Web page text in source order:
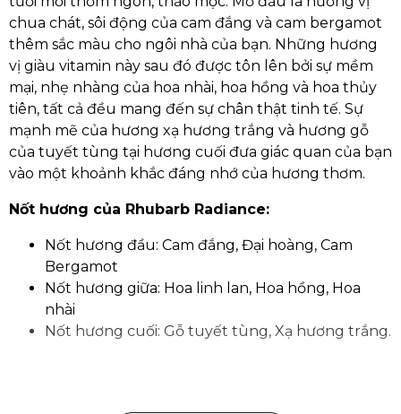
chua chát, sôi động của cam đắng và cam bergamot
thêm sắc màu cho ngôi nhà của bạn. Những hương
vị giàu vitamin này sau đó được tôn lên bởi sự mềm
mại, nhẹ nhàng của hoa nhài, hoa hồng và hoa thủy
tiên, tất cả đều mang đến sự chân thật tinh tế. Sự
mạnh mẽ của hương xạ hương trắng và hương gỗ
của tuyết tùng tại hương cuối đưa giác quan của bạn
vào một khoảnh khắc đáng nhớ của hương thơm.
Nốt hương của Rhubarb Radiance:
Nốt hương đầu: Cam đắng, Đại hoàng, Cam
Bergamot
Nốt hương giữa: Hoa linh lan, Hoa hồng, Hoa
nhài
Nốt hương cuối: Gỗ tuyết tùng, Xạ hương trắng.